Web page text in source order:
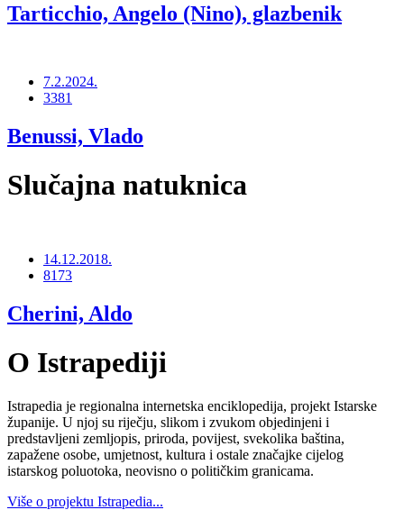
Tarticchio, Angelo (Nino), glazbenik
7.2.2024.
3381
Benussi, Vlado
Slučajna natuknica
14.12.2018.
8173
Cherini, Aldo
O Istrapediji
Istrapedia je regionalna internetska enciklopedija, projekt Istarske
županije. U njoj su riječju, slikom i zvukom objedinjeni i
predstavljeni zemljopis, priroda, povijest, svekolika baština,
zapažene osobe, umjetnost, kultura i ostale značajke cijelog
istarskog poluotoka, neovisno o političkim granicama.
Više o projektu Istrapedia...